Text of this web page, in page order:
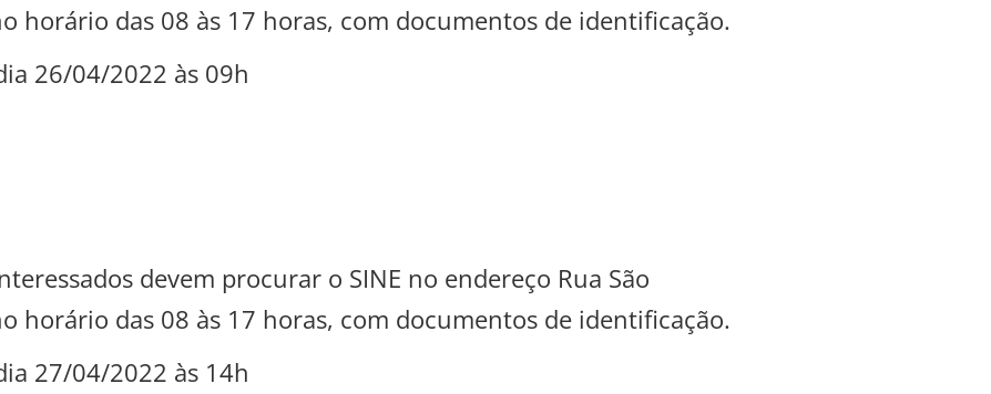
horário das 08 às 17 horas, com documentos de identificação.
26/04/2022 às 09h
devem procurar o SINE no endereço Rua São
horário das 08 às 17 horas, com documentos de identificação.
27/04/2022 às 14h